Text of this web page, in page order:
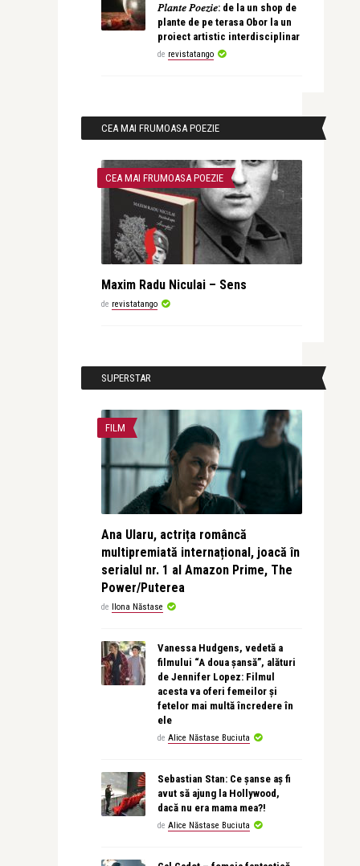
𝑃𝑙𝑎𝑛𝑡𝑒 𝑃𝑜𝑒𝑧𝑖𝑒: de la un shop de
plante de pe terasa Obor la un
proiect artistic interdisciplinar
de revistatango
CEA MAI FRUMOASA POEZIE
CEA MAI FRUMOASA POEZIE
Maxim Radu Niculai – Sens
de revistatango
SUPERSTAR
FILM
Ana Ularu, actrița româncă
multipremiată internațional, joacă în
serialul nr. 1 al Amazon Prime, The
Power/Puterea
de Ilona Năstase
Vanessa Hudgens, vedetă a
filmului “A doua șansă”, alături
de Jennifer Lopez: Filmul
acesta va oferi femeilor și
fetelor mai multă încredere în
ele
de Alice Năstase Buciuta
Sebastian Stan: Ce șanse aș fi
avut să ajung la Hollywood,
dacă nu era mama mea?!
de Alice Năstase Buciuta